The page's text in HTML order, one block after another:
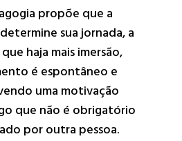
propõe que a
sua jornada, a
haja mais imersão,
é espontâneo e
uma motivação
que não é obrigatório
por outra pessoa.